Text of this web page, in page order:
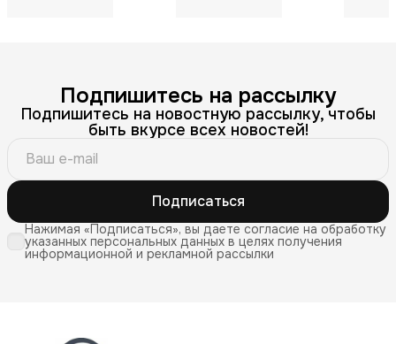
Подпишитесь на рассылку
Подпишитесь на новостную рассылку, чтобы
быть вкурсе всех новостей!
Подписаться
Нажимая «Подписаться», вы даете согласие на обработку
указанных персональных данных в целях получения
информационной и рекламной рассылки